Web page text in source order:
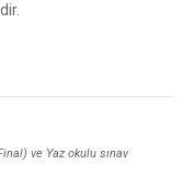
ve Yaz okulu sınav